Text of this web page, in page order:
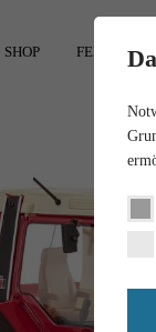
SHOP FEEDBACK